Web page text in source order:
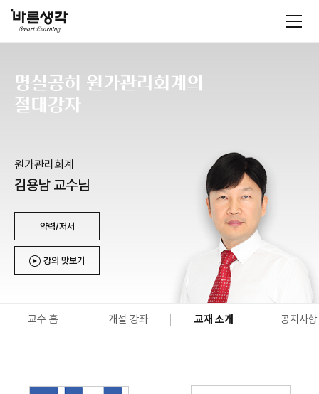
바
른
각
모
일
원가관리회계
김용남 교수님
약력/저서
강의 맛보기
교수 홈 개설 강좌 교재 소개 공지사항